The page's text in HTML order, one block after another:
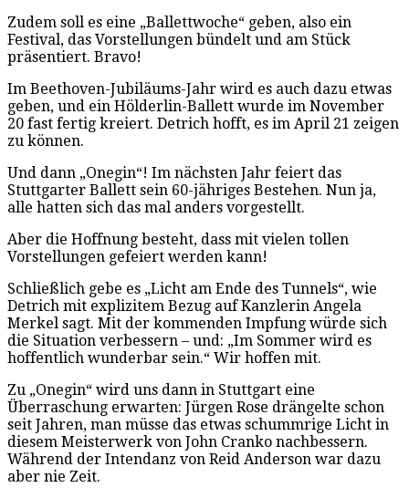
Zudem soll es eine „Ballettwoche“ geben, also ein
Festival, das Vorstellungen bündelt und am Stück
präsentiert. Bravo!
Im Beethoven-Jubiläums-Jahr wird es auch dazu etwas
geben, und ein Hölderlin-Ballett wurde im November
20 fast fertig kreiert. Detrich hofft, es im April 21 zeigen
zu können.
Und dann „Onegin“! Im nächsten Jahr feiert das
Stuttgarter Ballett sein 60-jähriges Bestehen. Nun ja,
alle hatten sich das mal anders vorgestellt.
Aber die Hoffnung besteht, dass mit vielen tollen
Vorstellungen gefeiert werden kann!
Schließlich gebe es „Licht am Ende des Tunnels“, wie
Detrich mit explizitem Bezug auf Kanzlerin Angela
Merkel sagt. Mit der kommenden Impfung würde sich
die Situation verbessern – und: „Im Sommer wird es
hoffentlich wunderbar sein.“ Wir hoffen mit.
Zu „Onegin“ wird uns dann in Stuttgart eine
Überraschung erwarten: Jürgen Rose drängelte schon
seit Jahren, man müsse das etwas schummrige Licht in
diesem Meisterwerk von John Cranko nachbessern.
Während der Intendanz von Reid Anderson war dazu
aber nie Zeit.